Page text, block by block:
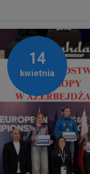
14
kwietnia